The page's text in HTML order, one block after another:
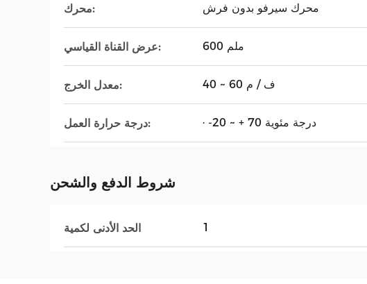
محرك: محرك سيرفو بدون فرش
عرض القناة القياسي: 600 ملم
معدل الخرج: 40 ~ 60 ف / م
درجة حرارة العمل: · -20 ~ + 70 درجة مئوية
شروط الدفع والشحن
الحد الأدنى لكمية 1